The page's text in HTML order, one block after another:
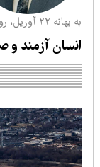
۲۲ آوریل، روز زمین
آزمند و صلح با